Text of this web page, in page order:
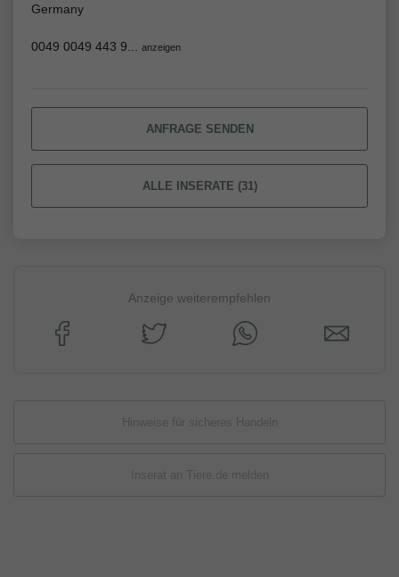
Germany
0049 0049 443 9... anzeigen
ANFRAGE SENDEN
ALLE INSERATE (31)
Anzeige weiterempfehlen
Hinweise für sicheres Handeln
Inserat an Tiere.de melden